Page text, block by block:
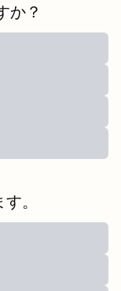
か？
。